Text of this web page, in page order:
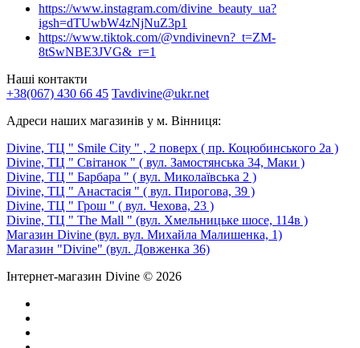
https://www.instagram.com/divine_beauty_ua?
igsh=dTUwbW4zNjNuZ3p1
https://www.tiktok.com/@vndivinevn?_t=ZM-
8tSwNBE3JVG&_r=1
Наші контакти
+38(067) 430 66 45 Tavdivine@ukr.net
Адреси наших магазинів у м. Вінниця:
Divine, ТЦ " Smile City " , 2 поверх ( пр. Коцюбинського 2а )
Divine, ТЦ " Світанок " ( вул. Замостянська 34, Маки )
Divine, ТЦ " Барбара " ( вул. Миколаївська 2 )
Divine, ТЦ " Анастасія " ( вул. Пирогова, 39 )
Divine, ТЦ " Грош " ( вул. Чехова, 23 )
Divine, ТЦ " The Mall " (вул. Хмельницьке шосе, 114в )
Магазин Divine (вул. вул. Михайла Малишенка, 1)
Магазин "Divine" (вул. Довженка 36)
Інтернет-магазин Divine © 2026